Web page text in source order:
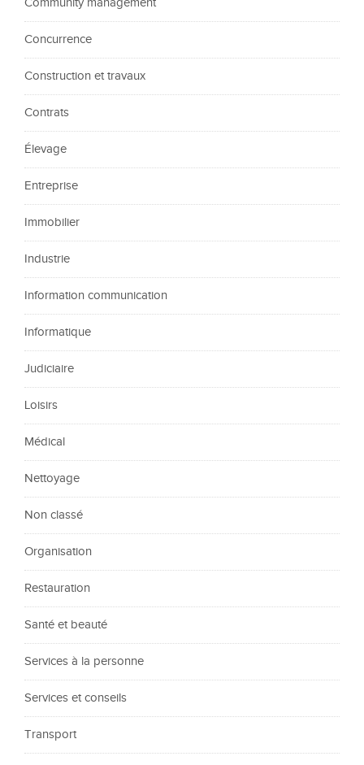
Community management
Concurrence
Construction et travaux
Contrats
Élevage
Entreprise
Immobilier
Industrie
Information communication
Informatique
Judiciaire
Loisirs
Médical
Nettoyage
Non classé
Organisation
Restauration
Santé et beauté
Services à la personne
Services et conseils
Transport